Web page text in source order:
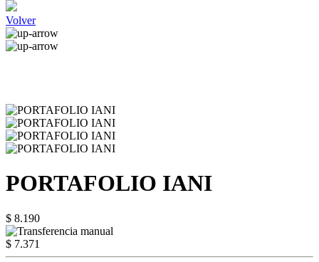
Volver
PORTAFOLIO IANI
$ 8.190
$ 7.371